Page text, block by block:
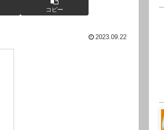
コピー
2023.09.22